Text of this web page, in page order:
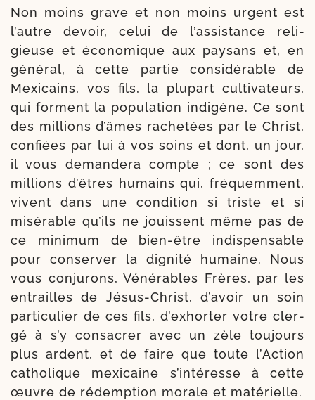
Non moins grave et non moins urgent est
l’autre devoir, celui de l’assistance reli­
gieuse et éco­no­mique aux pay­sans et, en
géné­ral, à cette par­tie consi­dé­rable de
Mexicains, vos fils, la plu­part culti­va­teurs,
qui forment la popu­la­tion indi­gène. Ce sont
des mil­lions d’âmes rache­tées par le Christ,
confiées par lui à vos soins et dont, un jour,
il vous deman­de­ra compte ; ce sont des
mil­lions d’êtres humains qui, fré­quem­ment,
vivent dans une con­dition si triste et si
misé­rable qu’ils ne jouissent même pas de
ce mini­mum de bien-​être indis­pen­sable
pour conser­ver la digni­té humaine. Nous
vous conju­rons, Vénérables Frères, par les
entrailles de Jésus-​Christ, d’avoir un soin
par­ti­cu­lier de ces fils, d’exhorter votre cler­
gé à s’y consa­crer avec un zèle tou­jours
plus ardent, et de faire que toute l’Action
catho­lique mexi­caine s’in­téresse à cette
œuvre de rédemp­tion morale et matérielle.